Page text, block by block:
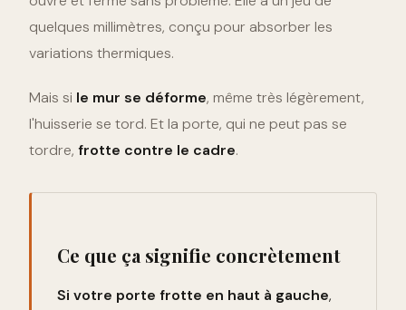
quelques millimètres, conçu pour absorber les
variations thermiques.
Mais si le mur se déforme, même très légèrement,
l'huisserie se tord. Et la porte, qui ne peut pas se
tordre, frotte contre le cadre.
Ce que ça signifie concrètement
Si votre porte frotte en haut à gauche,